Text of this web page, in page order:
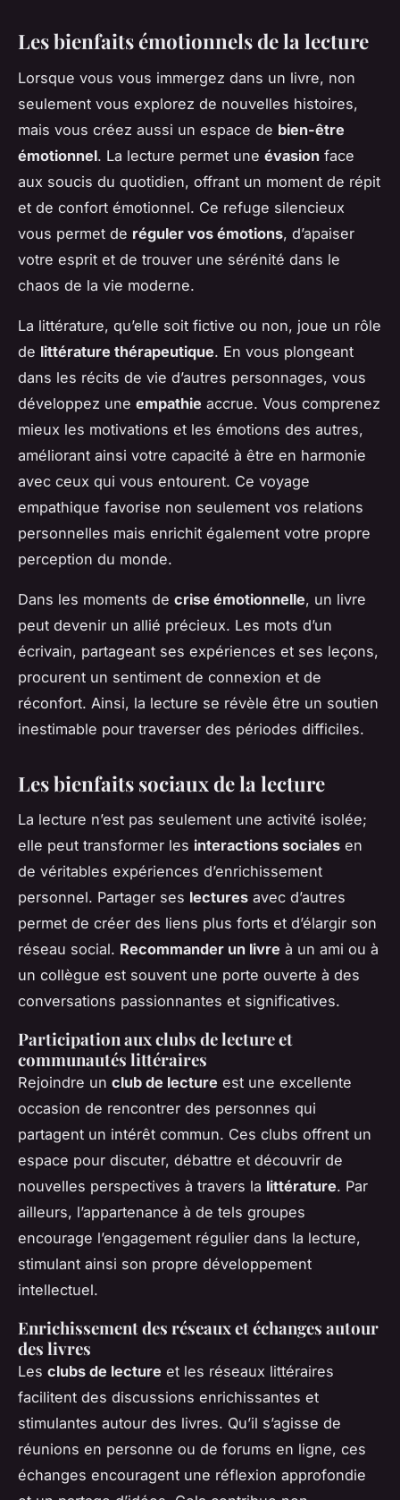
Les bienfaits émotionnels de la lecture
Lorsque vous vous immergez dans un livre, non
seulement vous explorez de nouvelles histoires,
mais vous créez aussi un espace de bien-être
émotionnel. La lecture permet une évasion face
aux soucis du quotidien, offrant un moment de répit
et de confort émotionnel. Ce refuge silencieux
vous permet de réguler vos émotions, d’apaiser
votre esprit et de trouver une sérénité dans le
chaos de la vie moderne.
La littérature, qu’elle soit fictive ou non, joue un rôle
de littérature thérapeutique. En vous plongeant
dans les récits de vie d’autres personnages, vous
développez une empathie accrue. Vous comprenez
mieux les motivations et les émotions des autres,
améliorant ainsi votre capacité à être en harmonie
avec ceux qui vous entourent. Ce voyage
empathique favorise non seulement vos relations
personnelles mais enrichit également votre propre
perception du monde.
Dans les moments de crise émotionnelle, un livre
peut devenir un allié précieux. Les mots d’un
écrivain, partageant ses expériences et ses leçons,
procurent un sentiment de connexion et de
réconfort. Ainsi, la lecture se révèle être un soutien
inestimable pour traverser des périodes difficiles.
Les bienfaits sociaux de la lecture
La lecture n’est pas seulement une activité isolée;
elle peut transformer les interactions sociales en
de véritables expériences d’enrichissement
personnel. Partager ses lectures avec d’autres
permet de créer des liens plus forts et d’élargir son
réseau social. Recommander un livre à un ami ou à
un collègue est souvent une porte ouverte à des
conversations passionnantes et significatives.
Participation aux clubs de lecture et
communautés littéraires
Rejoindre un club de lecture est une excellente
occasion de rencontrer des personnes qui
partagent un intérêt commun. Ces clubs offrent un
espace pour discuter, débattre et découvrir de
nouvelles perspectives à travers la littérature. Par
ailleurs, l’appartenance à de tels groupes
encourage l’engagement régulier dans la lecture,
stimulant ainsi son propre développement
intellectuel.
Enrichissement des réseaux et échanges autour
des livres
Les clubs de lecture et les réseaux littéraires
facilitent des discussions enrichissantes et
stimulantes autour des livres. Qu’il s’agisse de
réunions en personne ou de forums en ligne, ces
échanges encouragent une réflexion approfondie